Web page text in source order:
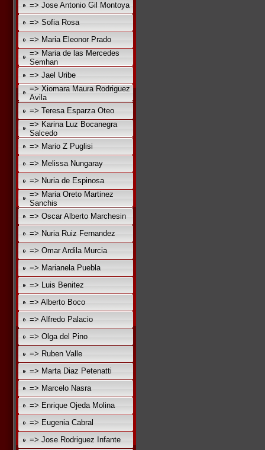
=> Jose Antonio Gil Montoya
=> Sofia Rosa
=> Maria Eleonor Prado
=> Maria de las Mercedes
Semhan
=> Jael Uribe
=> Xiomara Maura Rodriguez
Avila
=> Teresa Esparza Oteo
=> Karina Luz Bocanegra
Salcedo
=> Mario Z Puglisi
=> Melissa Nungaray
=> Nuria de Espinosa
=> Maria Oreto Martinez
Sanchis
=> Oscar Alberto Marchesin
=> Nuria Ruiz Fernandez
=> Omar Ardila Murcia
=> Marianela Puebla
=> Luis Benitez
=> Alberto Boco
=> Alfredo Palacio
=> Olga del Pino
=> Ruben Valle
=> Marta Diaz Petenatti
=> Marcelo Nasra
=> Enrique Ojeda Molina
=> Eugenia Cabral
=> Jose Rodriguez Infante